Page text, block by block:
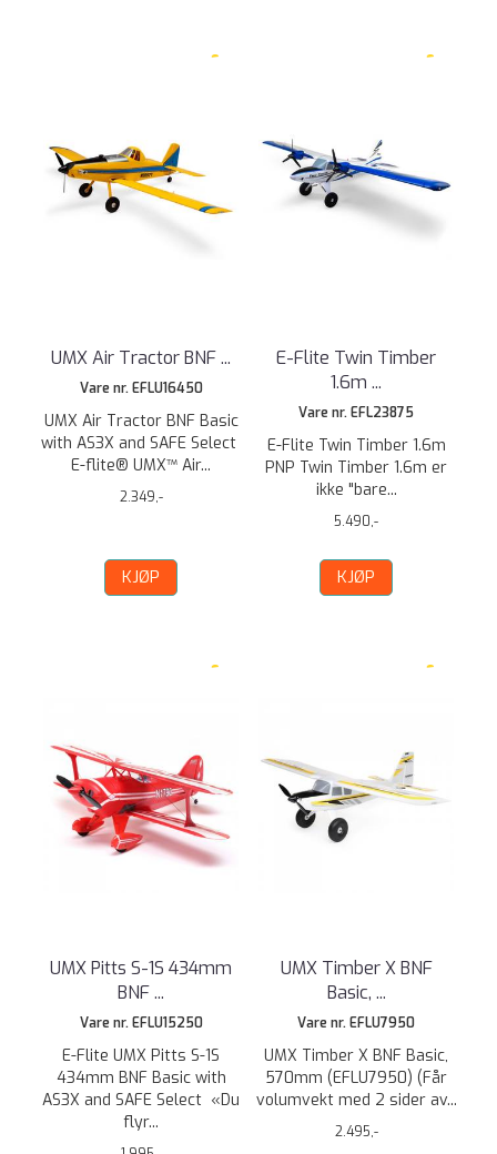
UMX Air Tractor BNF ...
Vare nr. EFLU16450
UMX Air Tractor BNF Basic
with AS3X and SAFE Select
E-flite® UMX™ Air...
2.349,-
KJØP
E-Flite Twin Timber
1.6m ...
Vare nr. EFL23875
E-Flite Twin Timber 1.6m
PNP Twin Timber 1.6m er
ikke "bare...
5.490,-
KJØP
UMX Pitts S-1S 434mm
BNF ...
Vare nr. EFLU15250
E-Flite UMX Pitts S-1S
434mm BNF Basic with
AS3X and SAFE Select «Du
flyr...
UMX Timber X BNF
Basic, ...
Vare nr. EFLU7950
UMX Timber X BNF Basic,
570mm (EFLU7950) (Får
volumvekt med 2 sider av...
2.495,-